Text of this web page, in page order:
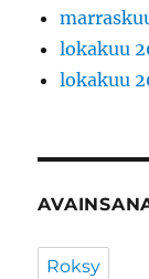
lokakuu
lokakuu
Roksy